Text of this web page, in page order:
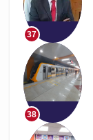
37
38